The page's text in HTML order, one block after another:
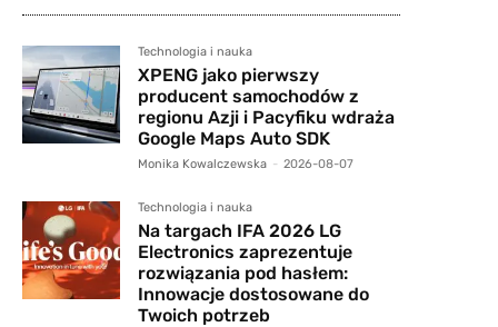
Technologia i nauka
XPENG jako pierwszy
producent samochodów z
regionu Azji i Pacyfiku wdraża
Google Maps Auto SDK
Monika Kowalczewska - 2026-08-07
Technologia i nauka
Na targach IFA 2026 LG
Electronics zaprezentuje
rozwiązania pod hasłem:
Innowacje dostosowane do
Twoich potrzeb